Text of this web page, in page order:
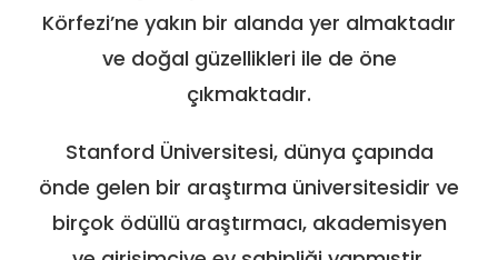
Körfezi’ne yakın bir alanda yer almaktadır
ve doğal güzellikleri ile de öne
çıkmaktadır.
Stanford Üniversitesi, dünya çapında
önde gelen bir araştırma üniversitesidir ve
birçok ödüllü araştırmacı, akademisyen